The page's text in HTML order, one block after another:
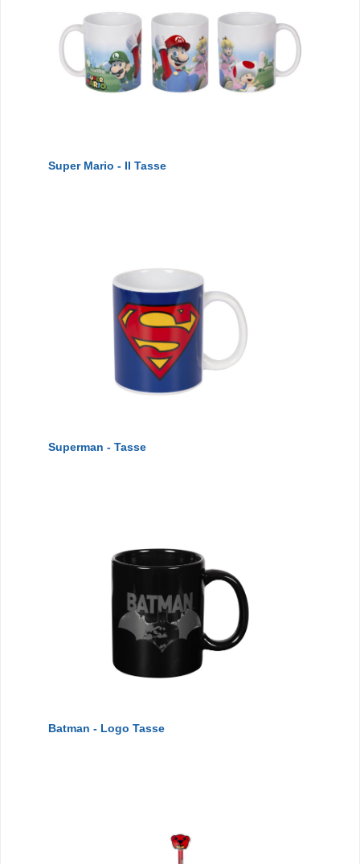
Super Mario - II Tasse
Superman - Tasse
Batman - Logo Tasse